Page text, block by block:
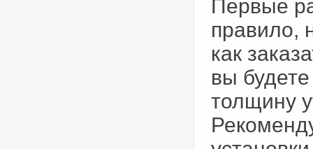
Первые
правило,
как
вы
толщину